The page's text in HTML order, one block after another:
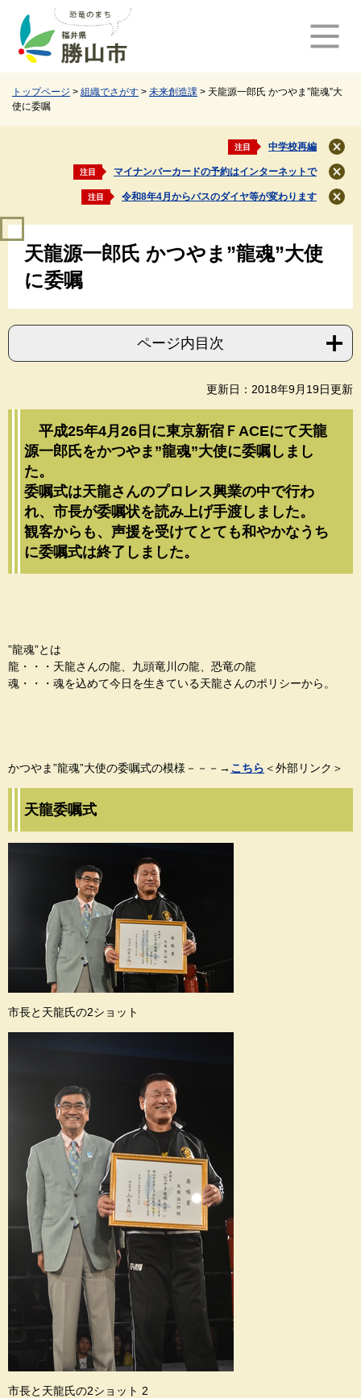
トップページ > 組織でさがす > 未来創造課 > 天龍源一郎氏 かつやま”龍魂”大
使に委嘱
注目 中学校再編
閉
じ
る
注目 マイナンバーカードの予約はインターネットで
閉
じ
る
注目 令和8年4月からバスのダイヤ等が変わります
閉
天龍源一郎氏 かつやま”龍魂”大使
に委嘱
ページ内目次
更新日：2018年9月19日更新
平成25年4月26日に東京新宿ＦACEにて天龍
源一郎氏をかつやま”龍魂”大使に委嘱しまし
た。
委嘱式は天龍さんのプロレス興業の中で行わ
れ、市長が委嘱状を読み上げ手渡しました。
観客からも、声援を受けてとても和やかなうち
に委嘱式は終了しました。
”龍魂”とは
龍・・・天龍さんの龍、九頭竜川の龍、恐竜の龍
魂・・・魂を込めて今日を生きている天龍さんのポリシーから。
かつやま”龍魂”大使の委嘱式の模様－－－→ こちら ＜外部リンク＞
天龍委嘱式
市長と天龍氏の2ショット
市長と天龍氏の2ショット 2